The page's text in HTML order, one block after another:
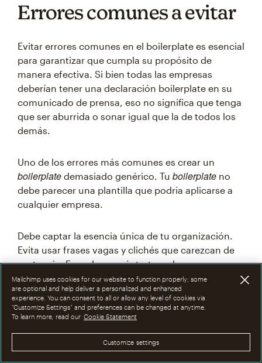
Errores comunes a evitar
Evitar errores comunes en el boilerplate es esencial
para garantizar que cumpla su propósito de
manera efectiva. Si bien todas las empresas
deberían tener una declaración boilerplate en su
comunicado de prensa, eso no significa que tenga
que ser aburrida o sonar igual que la de todos los
demás.
Uno de los errores más comunes es crear un
boilerplate demasiado genérico. Tu boilerplate no
debe parecer una plantilla que podría aplicarse a
cualquier empresa.
Debe captar la esencia única de tu organización.
Evita usar frases vagas y clichés que carezcan de
sustancia. En su lugar, céntrate en logros
concretos, así como los valores y la personalidad
de tu marca.
Otro error común es descuidar las actualizaciones.
El boilerplate debe evolucionar con tu
organización. No actualizarlo puede resultar en
Mailchimp uses cookies for our website to function properly; some
are optional and help deliver a personalized and enhanced
experience. You can consent to all or allow any level of cookies via
“Customize Settings” and preferences can be changed at anytime.
To learn more, read our Cookie Statement
Customize settings